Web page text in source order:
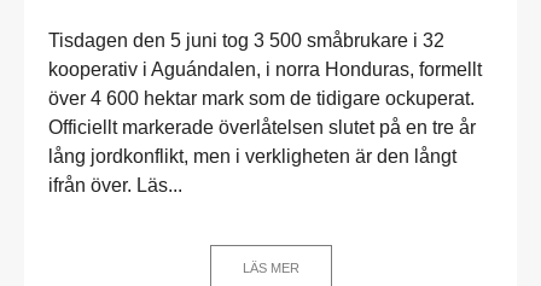
Tisdagen den 5 juni tog 3 500 småbrukare i 32
kooperativ i Aguándalen, i norra Honduras, formellt
över 4 600 hektar mark som de tidigare ockuperat.
Officiellt markerade överlåtelsen slutet på en tre år
lång jordkonflikt, men i verkligheten är den långt
ifrån över. Läs...
LÄS MER